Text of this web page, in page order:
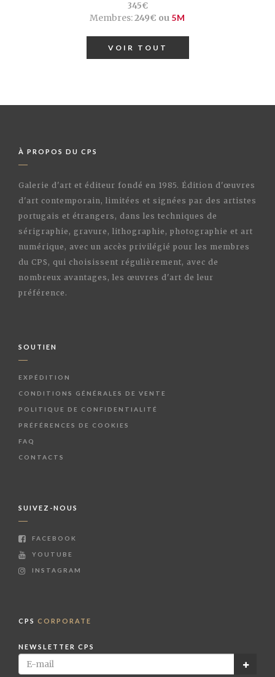
345€
Membres:249€ ou 5M
VOIR TOUT
À PROPOS DU CPS
Galerie d'art et éditeur fondé en 1985. Édition d'œuvres
d'art contemporain, limitées et signées par des artistes
portugais et étrangers, dans les techniques de
sérigraphie, gravure, lithographie, photographie et art
numérique, avec un accès privilégié pour les membres
du CPS, qui choisissent régulièrement, avec de
nombreux avantages, les œuvres d'art de leur
préférence.
SOUTIEN
EXPÉDITION
CONDITIONS GÉNÉRALES DE VENTE
POLITIQUE DE CONFIDENTIALITÉ
PRÉFÉRENCES DE COOKIES
FAQ
CONTACTS
SUIVEZ-NOUS
FACEBOOK
YOUTUBE
INSTAGRAM
CPS CORPORATE
NEWSLETTER CPS